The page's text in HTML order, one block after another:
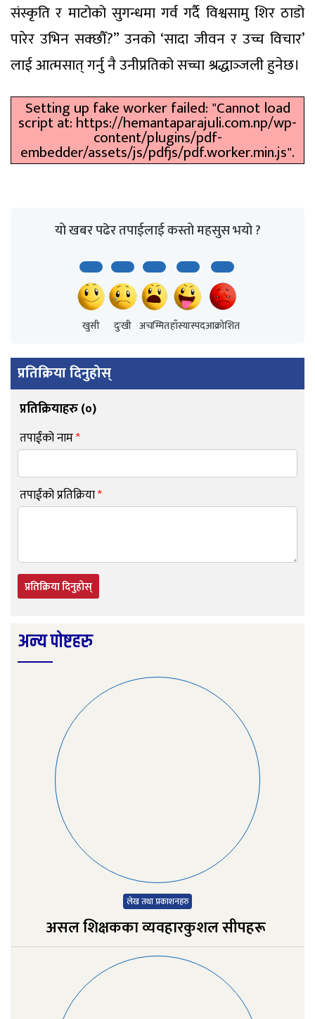
संस्कृति र माटोको सुगन्धमा गर्व गर्दै विश्वसामु शिर ठाडो
पारेर उभिन सक्छौँ?” उनको ‘सादा जीवन र उच्च विचार’
लाई आत्मसात् गर्नु नै उनीप्रतिको सच्चा श्रद्धाञ्‍जली हुनेछ।
Setting up fake worker failed: "Cannot load
script at: https://hemantaparajuli.com.np/wp-
content/plugins/pdf-
embedder/assets/js/pdfjs/pdf.worker.min.js".
यो खबर पढेर तपाईलाई कस्तो महसुस भयो ?
खुसी दुःखी अचम्मितहाँस्यास्पदआक्रोशित
प्रतिक्रिया दिनुहोस्
प्रतिक्रियाहरु (०)
तपाईंको नाम*
तपाईंको प्रतिक्रिया*
प्रतिक्रिया दिनुहोस्
अन्य पोष्टहरु
लेख तथा प्रकाशनहरु
असल शिक्षकका व्यवहारकुशल सीपहरू